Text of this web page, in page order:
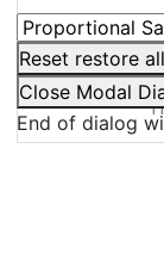
Reset restore
Close Modal
End of dialog